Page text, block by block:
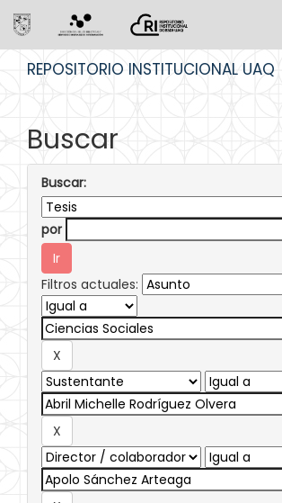
REPOSITORIO INSTITUCIONAL UAQ
Buscar
Buscar:
por
Filtros actuales: